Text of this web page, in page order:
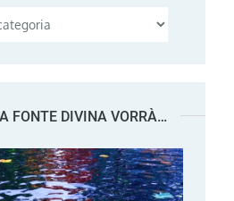
FONTE DIVINA VORRÀ…